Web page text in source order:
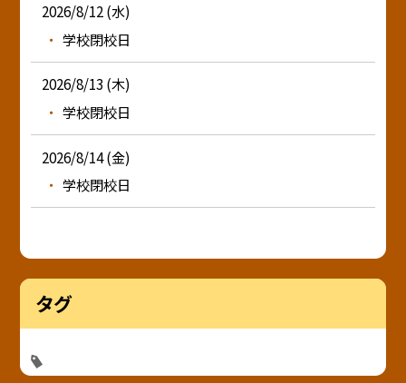
2026/8/12 (水)
学校閉校日
2026/8/13 (木)
学校閉校日
2026/8/14 (金)
学校閉校日
タグ